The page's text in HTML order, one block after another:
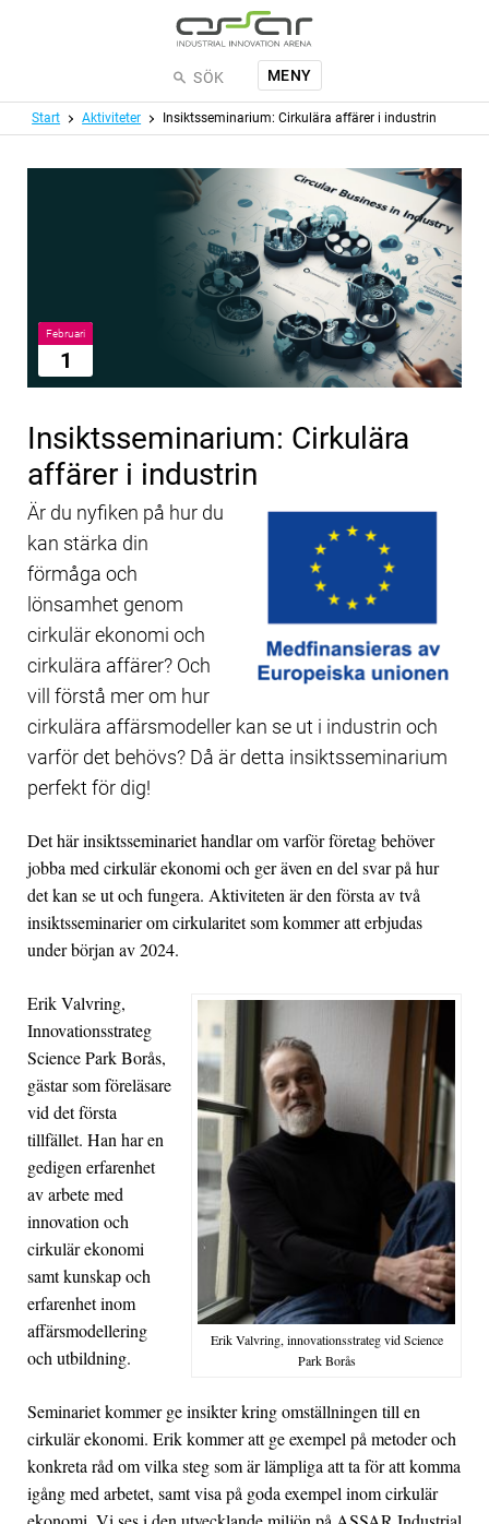
SÖK MENY
Meny
Start Aktiviteter Insiktsseminarium: Cirkulära affärer i industrin
Februari
1
Insiktsseminarium: Cirkulära
affärer i industrin
Är du nyfiken på hur du
kan stärka din
förmåga och
lönsamhet genom
cirkulär ekonomi och
cirkulära affärer? Och
vill förstå mer om hur
cirkulära affärsmodeller kan se ut i industrin och
varför det behövs? Då är detta insiktsseminarium
perfekt för dig!
Det här insiktsseminariet handlar om varför företag behöver
jobba med cirkulär ekonomi och ger även en del svar på hur
det kan se ut och fungera. Aktiviteten är den första av två
insiktsseminarier om cirkularitet som kommer att erbjudas
under början av 2024.
Erik Valvring, innovationsstrateg vid Science
Park Borås
Erik Valvring,
Innovationsstrateg
Science Park Borås,
gästar som föreläsare
vid det första
tillfället. Han har en
gedigen erfarenhet
av arbete med
innovation och
cirkulär ekonomi
samt kunskap och
erfarenhet inom
affärsmodellering
och utbildning.
Seminariet kommer ge insikter kring omställningen till en
cirkulär ekonomi. Erik kommer att ge exempel på metoder och
konkreta råd om vilka steg som är lämpliga att ta för att komma
igång med arbetet, samt visa på goda exempel inom cirkulär